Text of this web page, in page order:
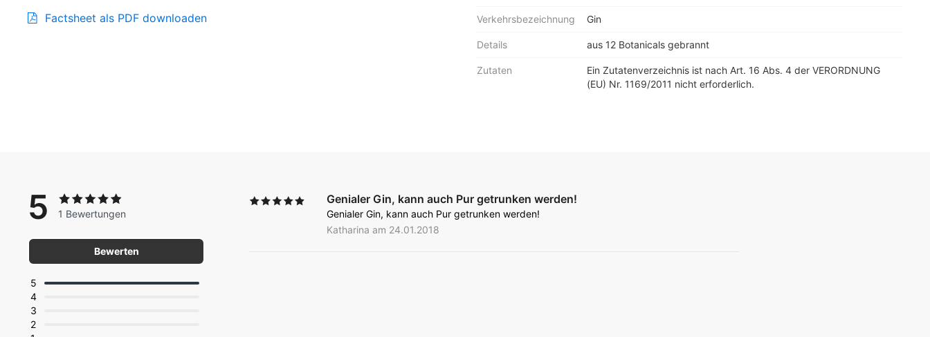
Factsheet als PDF downloaden Verkehrsbezeichnung Gin
Details aus 12 Botanicals gebrannt
Zutaten
Ein Zutatenverzeichnis ist nach Art. 16 Abs. 4 der VERORDNUNG
(EU) Nr. 1169/2011 nicht erforderlich.
5 1 Bewertungen
Bewerten
5
4
3
2
Genialer Gin, kann auch Pur getrunken werden!
Genialer Gin, kann auch Pur getrunken werden!
Katharina am 24.01.2018